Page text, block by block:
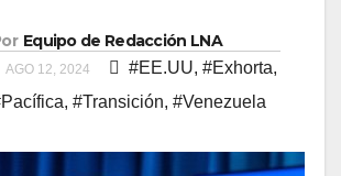
Equipo de Redacción LNA
AGO 12, 2024 #EE.UU, #Exhorta,
, #Transición, #Venezuela